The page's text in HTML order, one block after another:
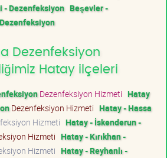
- Dezenfeksiyon Beşevler -
Dezenfeksiyon
Hatay ilçeleri
Dezenfeksiyon Hizmeti Hatay
Dezenfeksiyon Hizmeti Hatay - Hassa
Hizmeti Hatay - İskenderun -
Hizmeti Hatay - Kırıkhan -
Hizmeti Hatay - Reyhanlı -